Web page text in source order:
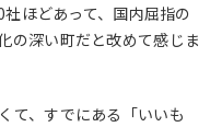
ほどあって、国内屈指の
の深い町だと改めて感じま
て、すでにある「いいも